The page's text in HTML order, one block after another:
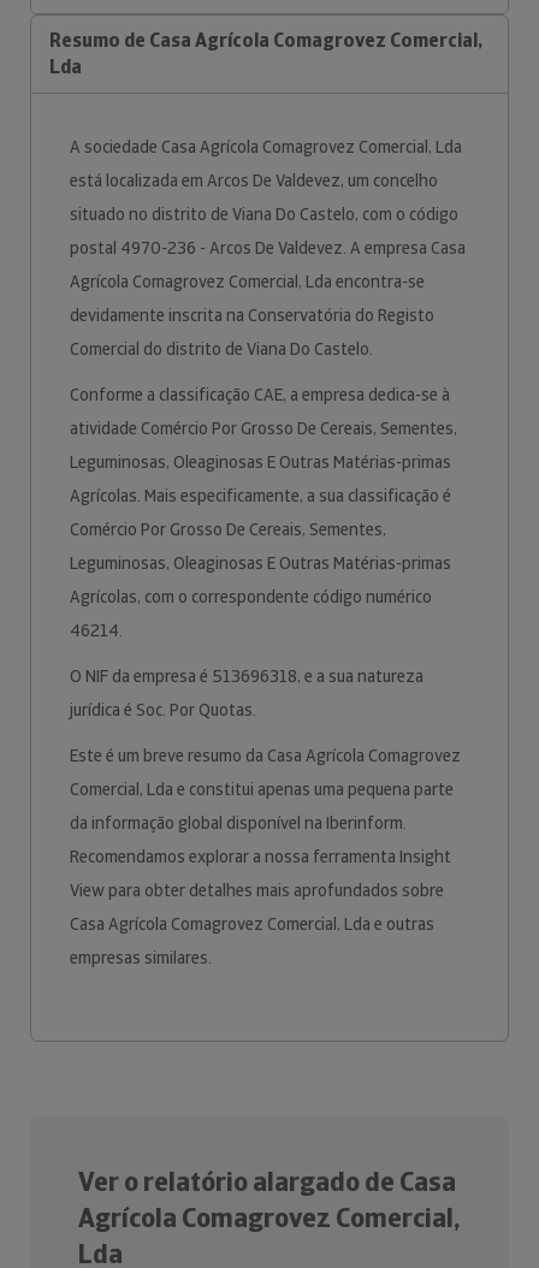
Resumo de Casa Agrícola Comagrovez Comercial,
Lda
A sociedade Casa Agrícola Comagrovez Comercial, Lda
está localizada em Arcos De Valdevez, um concelho
situado no distrito de Viana Do Castelo, com o código
postal 4970-236 - Arcos De Valdevez. A empresa Casa
Agrícola Comagrovez Comercial, Lda encontra-se
devidamente inscrita na Conservatória do Registo
Comercial do distrito de Viana Do Castelo.
Conforme a classificação CAE, a empresa dedica-se à
atividade Comércio Por Grosso De Cereais, Sementes,
Leguminosas, Oleaginosas E Outras Matérias-primas
Agrícolas. Mais especificamente, a sua classificação é
Comércio Por Grosso De Cereais, Sementes,
Leguminosas, Oleaginosas E Outras Matérias-primas
Agrícolas, com o correspondente código numérico
46214.
O NIF da empresa é 513696318, e a sua natureza
jurídica é Soc. Por Quotas.
Este é um breve resumo da Casa Agrícola Comagrovez
Comercial, Lda e constitui apenas uma pequena parte
da informação global disponível na Iberinform.
Recomendamos explorar a nossa ferramenta Insight
View para obter detalhes mais aprofundados sobre
Casa Agrícola Comagrovez Comercial, Lda e outras
empresas similares.
Ver o relatório alargado de Casa
Agrícola Comagrovez Comercial,
Lda